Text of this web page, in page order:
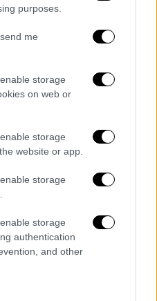
purposes.
me
storage
on web or
storage
website or app.
storage
storage
authentication
and other
του Θεού»
πήραν φωτιά
και οι έπαινοι
τον γύρω του κόσμου